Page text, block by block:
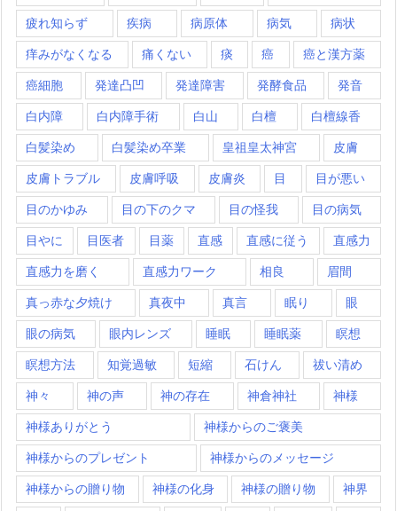
疲れ知らず 疾病 病原体 病気 病状
痒みがなくなる 痛くない 痰 癌 癌と漢方薬
癌細胞 発達凸凹 発達障害 発酵食品 発音
白内障 白内障手術 白山 白檀 白檀線香
白髪染め 白髪染め卒業 皇祖皇太神宮 皮膚
皮膚トラブル 皮膚呼吸 皮膚炎 目 目が悪い
目のかゆみ 目の下のクマ 目の怪我 目の病気
目やに 目医者 目薬 直感 直感に従う 直感力
直感力を磨く 直感力ワーク 相良 眉間
真っ赤な夕焼け 真夜中 真言 眠り 眼
眼の病気 眼内レンズ 睡眠 睡眠薬 瞑想
瞑想方法 知覚過敏 短縮 石けん 祓い清め
神々 神の声 神の存在 神倉神社 神様
神様ありがとう 神様からのご褒美
神様からのプレゼント 神様からのメッセージ
神様からの贈り物 神様の化身 神様の贈り物 神界